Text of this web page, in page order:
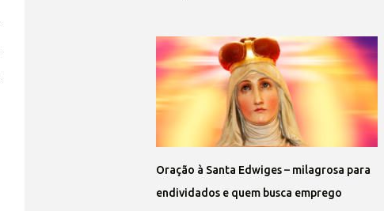
Oração à Santa Edwiges – milagrosa para
endividados e quem busca emprego